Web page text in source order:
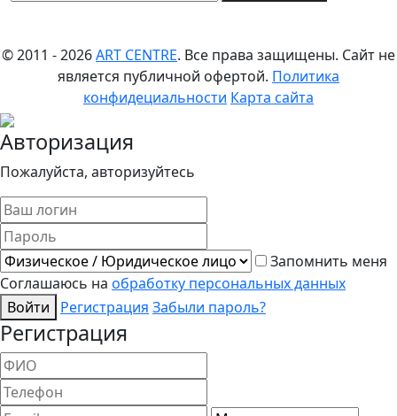
© 2011 - 2026ART CENTRE. Все права защищены. Сайт не
является публичной офертой. Политика
конфидециальности Карта сайта
Авторизация
Пожалуйста, авторизуйтесь
Запомнить меня
Соглашаюсь на обработку персональных данных
Войти
Регистрация Забыли пароль?
Регистрация